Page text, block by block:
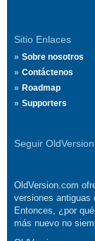
Sitio Enlaces
Sobre nosotros
Contáctenos
Roadmap
Supporters
Seguir
OldVersion.com
versiones antiguas
Entonces, ¿por
más nuevo no